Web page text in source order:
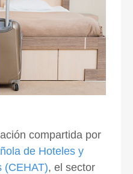
compartida por
de Hoteles y
(CEHAT), el sector